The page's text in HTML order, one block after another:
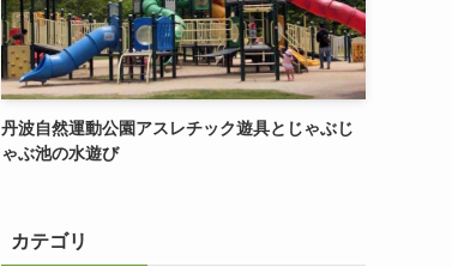
丹波自然運動公園アスレチック遊具とじゃぶじ
ゃぶ池の水遊び
カテゴリ